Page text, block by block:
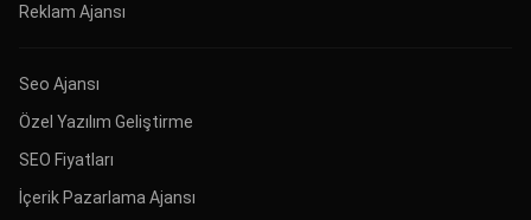
Reklam Ajansı
Seo Ajansı
Özel Yazılım Geliştirme
SEO Fiyatları
İçerik Pazarlama Ajansı